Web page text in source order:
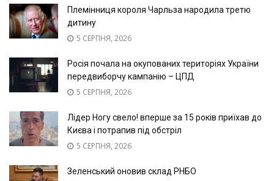
Племінниця короля Чарльза народила третю
дитину
5 СЕРПНЯ, 2026
Росія почала на окупованих територіях України
передвиборчу кампанію – ЦПД
5 СЕРПНЯ, 2026
Лідер Ногу свело! вперше за 15 років приїхав до
Києва і потрапив під обстріл
5 СЕРПНЯ, 2026
Зеленський оновив склад РНБО